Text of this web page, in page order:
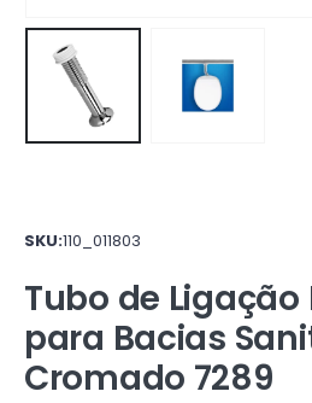
SKU:110_011803
Tubo de Ligação
para Bacias
Cromado 7289